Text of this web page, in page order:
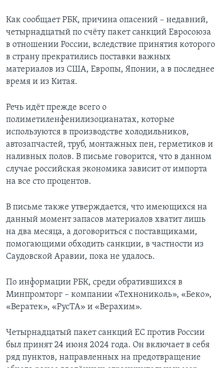
Как сообщает РБК, причина опасений – недавний,
четырнадцатый по счёту пакет санкций Евросоюза
в отношении России, вследствие принятия которого
в страну прекратились поставки важных
материалов из США, Европы, Японии, а в последнее
время и из Китая.
Речь идёт прежде всего о
полиметиленфенилизоцианатах, которые
используются в производстве холодильников,
автозапчастей, труб, монтажных пен, герметиков и
наливных полов. В письме говорится, что в данном
случае российская экономика зависит от импорта
на все сто процентов.
В письме также утверждается, что имеющихся на
данный момент запасов материалов хватит лишь
на два месяца, а договориться с поставщиками,
помогающими обходить санкции, в частности из
Саудовской Аравии, пока не удалось.
По информации РБК, среди обратившихся в
Минпромторг – компании «Технониколь», «Беко»,
«Вератек», «РусТА» и «Верахим».
Четырнадцатый пакет санкций ЕС против России
был принят 24 июня 2024 года. Он включает в себя
ряд пунктов, направленных на предотвращение